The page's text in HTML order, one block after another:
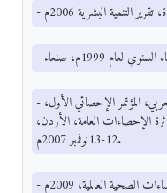
- قطيطات، أحمد، الهبة الديموغرافية في الوطن العربي، المؤتمر الإحصائي الأول،
الإحصاءات العامة، الأردن،
12-13نوفمبر 2007م.